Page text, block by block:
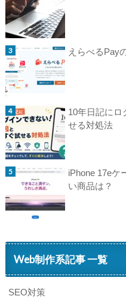
えらべるPay
10年日記にロ
せる対処法
iPhone 17eケ
い商品は？
Web制作系記事 一覧
SEO対策